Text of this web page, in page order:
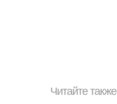
Читайте также